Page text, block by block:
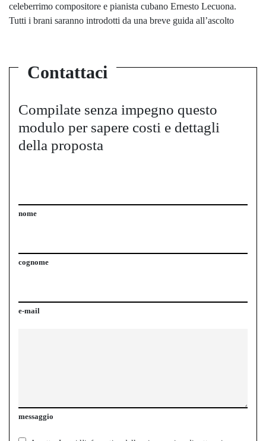
celeberrimo compositore e pianista cubano Ernesto Lecuona.
Tutti i brani saranno introdotti da una breve guida all’ascolto
Contattaci
Compilate senza impegno questo
modulo per sapere costi e dettagli
della proposta
nome
cognome
e-mail
messaggio